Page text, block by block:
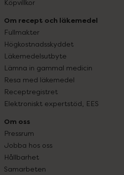
Köpvillkor
Om recept och läkemedel
Fullmakter
Högkostnadsskyddet
Läkemedelsutbyte
Lämna in gammal medicin
Resa med läkemedel
Receptregistret
Elektroniskt expertstöd, EES
Om oss
Pressrum
Jobba hos oss
Hållbarhet
Samarbeten